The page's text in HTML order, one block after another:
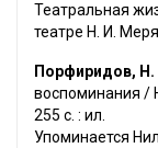
Театральная
театре Н. И.
Порфиридов, Н.
воспоминания /
255 с. : ил.
Упоминается